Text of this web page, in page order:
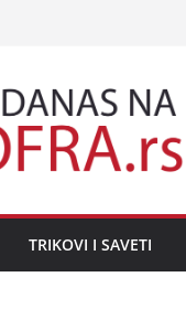
TRIKOVI I SAVETI